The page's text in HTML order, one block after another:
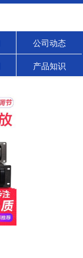
公司动态
产品知识